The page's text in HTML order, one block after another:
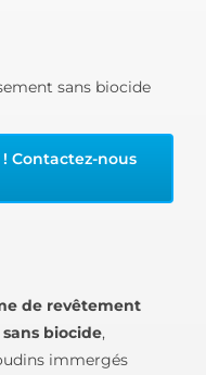
sans biocide
Contactez-nous
de revêtement
biocide,
immergés